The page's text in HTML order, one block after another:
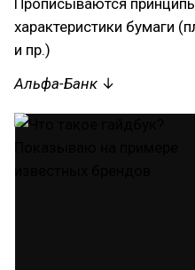
Прописываются
характеристики бумаги
и пр.)
Альфа-Банк ↓